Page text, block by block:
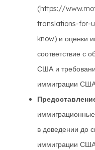
(https://
translations-for-
know) и оценки
соответствие с
США и
иммиграции
в доведении до
иммиграции США